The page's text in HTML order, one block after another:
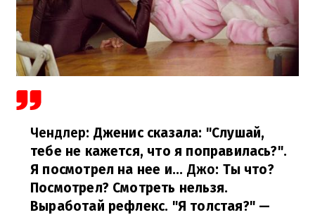
Чендлер: Дженис сказала: "Слушай,
тебе не кажется, что я поправилась?".
Я посмотрел на нее и... Джо: Ты что?
Посмотрел? Смотреть нельзя.
Выработай рефлекс. "Я толстая?" —